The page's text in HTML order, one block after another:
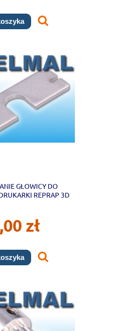
GŁOWICY DO
REPRAP 3D
zł